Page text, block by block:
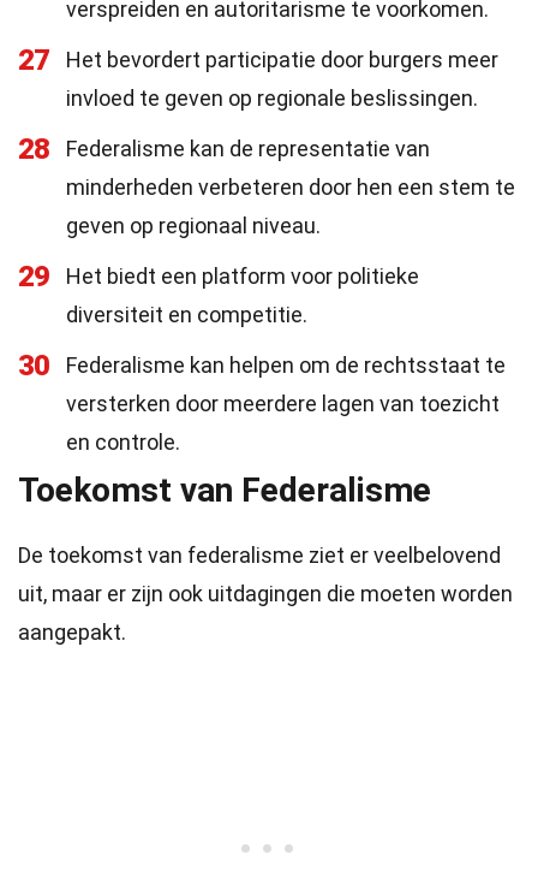
verspreiden en autoritarisme te voorkomen.
27
Het bevordert participatie door burgers meer
invloed te geven op regionale beslissingen.
28
Federalisme kan de representatie van
minderheden verbeteren door hen een stem te
geven op regionaal niveau.
29
Het biedt een platform voor politieke
diversiteit en competitie.
30
Federalisme kan helpen om de rechtsstaat te
versterken door meerdere lagen van toezicht
en controle.
Toekomst van Federalisme
De toekomst van federalisme ziet er veelbelovend
uit, maar er zijn ook uitdagingen die moeten worden
aangepakt.